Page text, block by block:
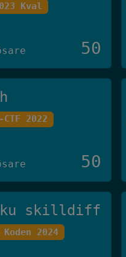
Kval
50
2022
50
skilldiff
Koden 2024